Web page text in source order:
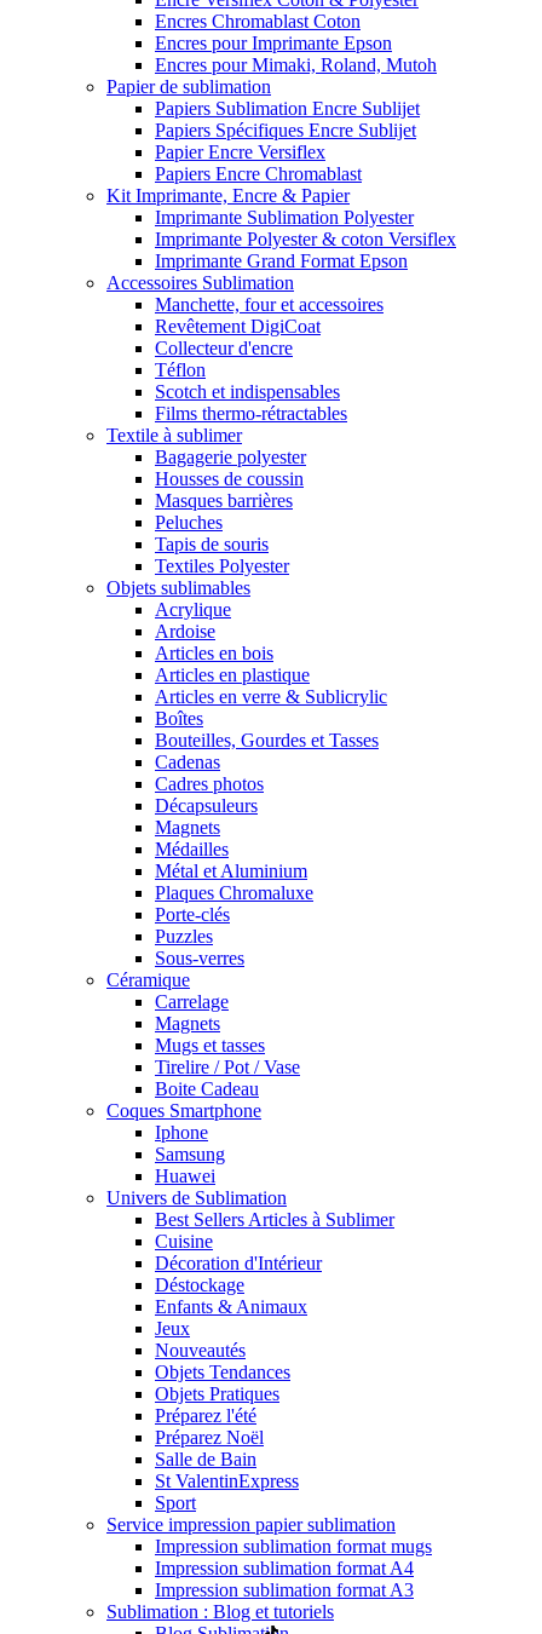
Encres Chromablast Coton
Encres pour Imprimante Epson
Encres pour Mimaki, Roland, Mutoh
Papier de sublimation
Papiers Sublimation Encre Sublijet
Papiers Spécifiques Encre Sublijet
Papier Encre Versiflex
Papiers Encre Chromablast
Kit Imprimante, Encre & Papier
Imprimante Sublimation Polyester
Imprimante Polyester & coton Versiflex
Imprimante Grand Format Epson
Accessoires Sublimation
Manchette, four et accessoires
Revêtement DigiCoat
Collecteur d'encre
Téflon
Scotch et indispensables
Films thermo-rétractables
Textile à sublimer
Bagagerie polyester
Housses de coussin
Masques barrières
Peluches
Tapis de souris
Textiles Polyester
Objets sublimables
Acrylique
Ardoise
Articles en bois
Articles en plastique
Articles en verre & Sublicrylic
Boîtes
Bouteilles, Gourdes et Tasses
Cadenas
Cadres photos
Décapsuleurs
Magnets
Médailles
Métal et Aluminium
Plaques Chromaluxe
Porte-clés
Puzzles
Sous-verres
Céramique
Carrelage
Magnets
Mugs et tasses
Tirelire / Pot / Vase
Boite Cadeau
Coques Smartphone
Iphone
Samsung
Huawei
Univers de Sublimation
Best Sellers Articles à Sublimer
Cuisine
Décoration d'Intérieur
Déstockage
Enfants & Animaux
Jeux
Nouveautés
Objets Tendances
Objets Pratiques
Préparez l'été
Préparez Noël
Salle de Bain
St ValentinExpress
Sport
Service impression papier sublimation
Impression sublimation format mugs
Impression sublimation format A4
Impression sublimation format A3
Sublimation : Blog et tutoriels